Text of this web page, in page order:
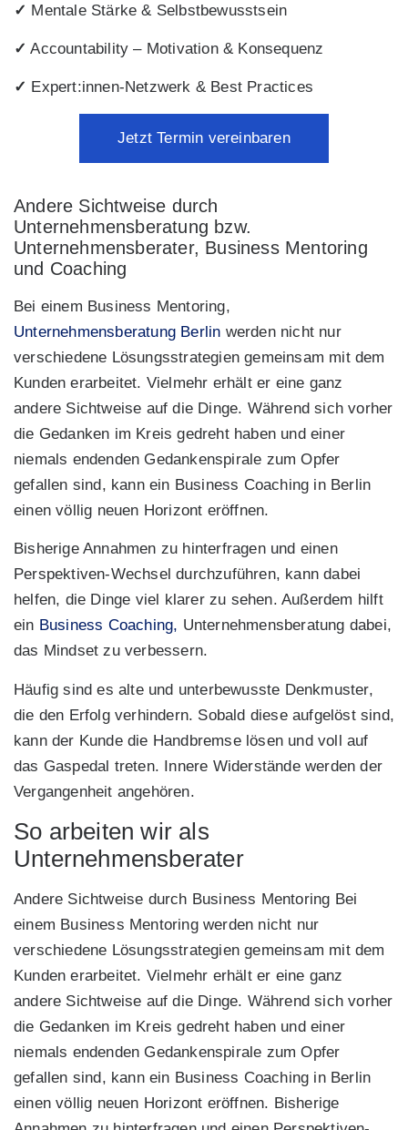
✓ Mentale Stärke & Selbstbewusstsein
✓ Accountability – Motivation & Konsequenz
✓ Expert:innen-Netzwerk & Best Practices
Jetzt Termin vereinbaren
Andere Sichtweise durch
Unternehmensberatung bzw.
Unternehmensberater, Business Mentoring
und Coaching
Bei einem Business Mentoring,
Unternehmensberatung Berlin werden nicht nur
verschiedene Lösungsstrategien gemeinsam mit dem
Kunden erarbeitet. Vielmehr erhält er eine ganz
andere Sichtweise auf die Dinge. Während sich vorher
die Gedanken im Kreis gedreht haben und einer
niemals endenden Gedankenspirale zum Opfer
gefallen sind, kann ein Business Coaching in Berlin
einen völlig neuen Horizont eröffnen.
Bisherige Annahmen zu hinterfragen und einen
Perspektiven-Wechsel durchzuführen, kann dabei
helfen, die Dinge viel klarer zu sehen. Außerdem hilft
ein Business Coaching, Unternehmensberatung dabei,
das Mindset zu verbessern.
Häufig sind es alte und unterbewusste Denkmuster,
die den Erfolg verhindern. Sobald diese aufgelöst sind,
kann der Kunde die Handbremse lösen und voll auf
das Gaspedal treten. Innere Widerstände werden der
Vergangenheit angehören.
So arbeiten wir als
Unternehmensberater
Andere Sichtweise durch Business Mentoring Bei
einem Business Mentoring werden nicht nur
verschiedene Lösungsstrategien gemeinsam mit dem
Kunden erarbeitet. Vielmehr erhält er eine ganz
andere Sichtweise auf die Dinge. Während sich vorher
die Gedanken im Kreis gedreht haben und einer
niemals endenden Gedankenspirale zum Opfer
gefallen sind, kann ein Business Coaching in Berlin
einen völlig neuen Horizont eröffnen. Bisherige